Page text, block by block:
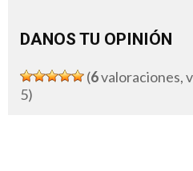
DANOS TU OPINIÓN
(6valoraciones,
5)